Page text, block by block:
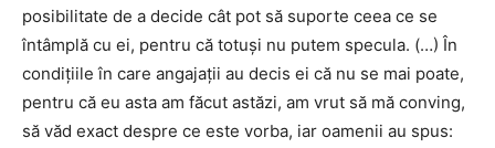
posibilitate de a decide cât pot să suporte ceea ce se
întâmplă cu ei, pentru că totuși nu putem specula. (…) În
condițiile în care angajații au decis ei că nu se mai poate,
pentru că eu asta am făcut astăzi, am vrut să mă conving,
să văd exact despre ce este vorba, iar oamenii au spus: